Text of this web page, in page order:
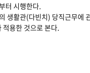
터 시행한다.
생활관(다빈치) 당직근무에
용한 것으로 본다.